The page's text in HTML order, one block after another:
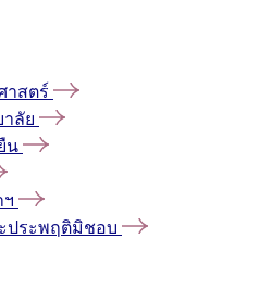
าสตร์
ลัย
น
ประพฤติมิชอบ